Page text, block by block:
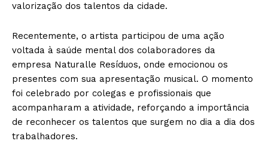
valorização dos talentos da cidade.
Recentemente, o artista participou de uma ação
voltada à saúde mental dos colaboradores da
empresa Naturalle Resíduos, onde emocionou os
presentes com sua apresentação musical. O momento
foi celebrado por colegas e profissionais que
acompanharam a atividade, reforçando a importância
de reconhecer os talentos que surgem no dia a dia dos
trabalhadores.